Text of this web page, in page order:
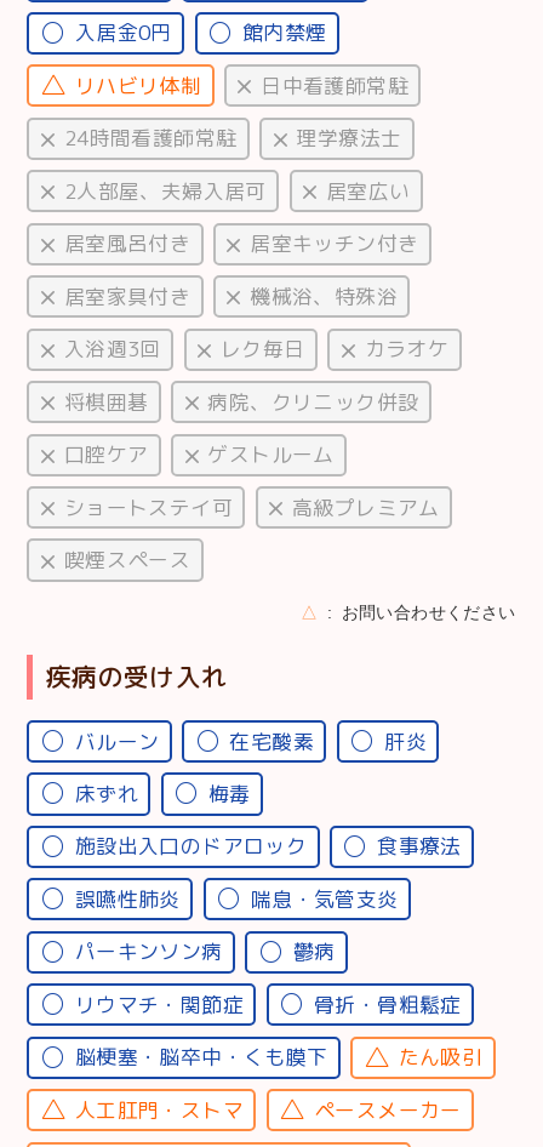
入居金0円
館内禁煙
リハビリ体制
日中看護師常駐
24時間看護師常駐
理学療法士
2人部屋、夫婦入居可
居室広い
居室風呂付き
居室キッチン付き
居室家具付き
機械浴、特殊浴
入浴週3回
レク毎日
カラオケ
将棋囲碁
病院、クリニック併設
口腔ケア
ゲストルーム
ショートステイ可
高級プレミアム
喫煙スペース
△ お問い合わせください
疾病の受け入れ
バルーン 在宅酸素
肝炎
床ずれ
梅毒
施設出入口のドアロック
食事療法
誤嚥性肺炎
喘息・気管支炎
パーキンソン病
鬱病
リウマチ・関節症
骨折・骨粗鬆症
脳梗塞・脳卒中・くも膜下
たん吸引
人工肛門・ストマ
ペースメーカー